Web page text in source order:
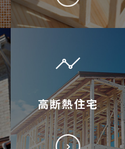
高断熱住宅